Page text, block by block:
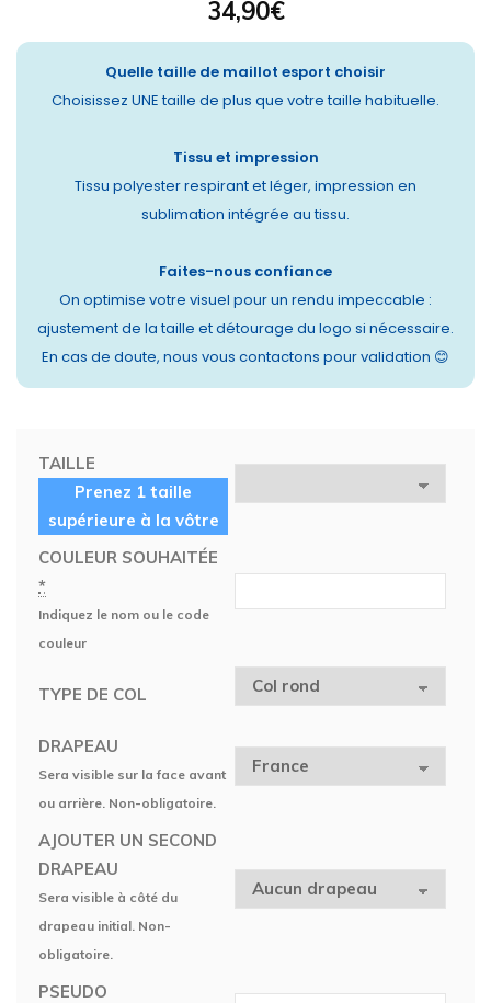
34,90€
Quelle taille de maillot esport choisir
Choisissez UNE taille de plus que votre taille habituelle.
Tissu et impression
Tissu polyester respirant et léger, impression en
sublimation intégrée au tissu.
Faites-nous confiance
On optimise votre visuel pour un rendu impeccable :
ajustement de la taille et détourage du logo si nécessaire.
En cas de doute, nous vous contactons pour validation 😊
TAILLE
Prenez 1 taille
supérieure à la vôtre
COULEUR SOUHAITÉE
*
Indiquez le nom ou le code
couleur
TYPE DE COL
DRAPEAU
Sera visible sur la face avant
ou arrière. Non-obligatoire.
AJOUTER UN SECOND
DRAPEAU
Sera visible à côté du
drapeau initial. Non-
obligatoire.
PSEUDO